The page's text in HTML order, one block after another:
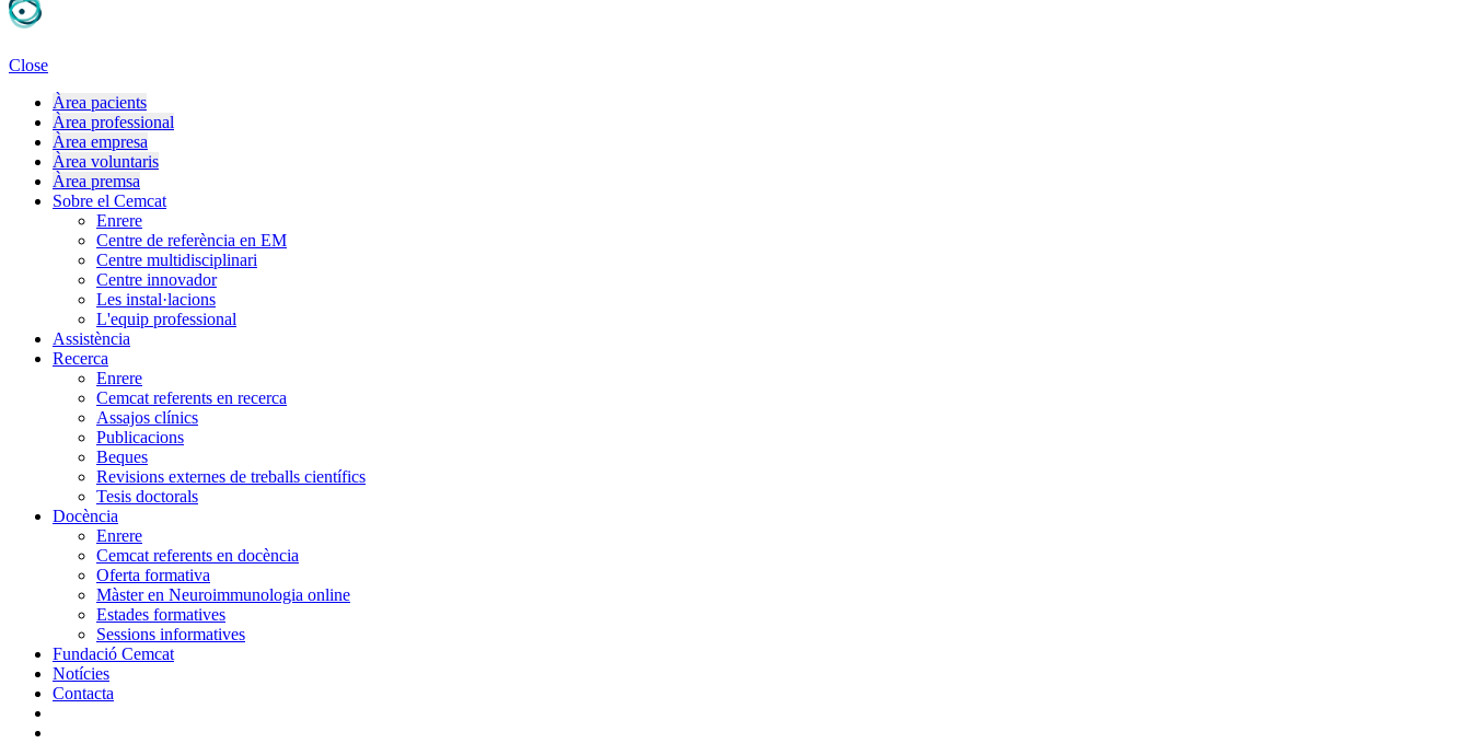
Close
Àrea pacients
Àrea professional
Àrea empresa
Àrea voluntaris
Àrea premsa
Sobre el Cemcat
Enrere
Centre de referència en EM
Centre multidisciplinari
Centre innovador
Les instal·lacions
L'equip professional
Assistència
Recerca
Enrere
Cemcat referents en recerca
Assajos clínics
Publicacions
Beques
Revisions externes de treballs científics
Tesis doctorals
Docència
Enrere
Cemcat referents en docència
Oferta formativa
Màster en Neuroimmunologia online
Estades formatives
Sessions informatives
Fundació Cemcat
Notícies
Contacta